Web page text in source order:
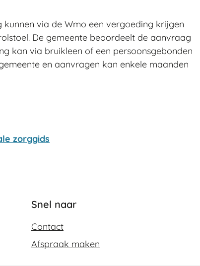
via de Wmo een vergoeding krijgen
De gemeente beoordeelt de aanvraag
kan via bruikleen of een persoonsgebonden
en aanvragen kan enkele maanden
zorggids
Snel naar
Contact
Afspraak maken